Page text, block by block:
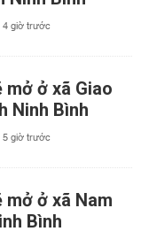
4 giờ trước
ở xã Giao
Ninh Bình
5 giờ trước
ở xã Nam
Bình